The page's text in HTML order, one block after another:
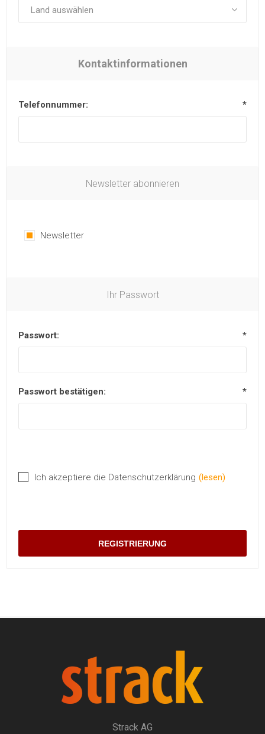
Kontaktinformationen
Telefonnummer: *
Newsletter abonnieren
Newsletter
Ihr Passwort
Passwort: *
Passwort bestätigen: *
Ich akzeptiere die Datenschutzerklärung (lesen)
REGISTRIERUNG
Strack AG